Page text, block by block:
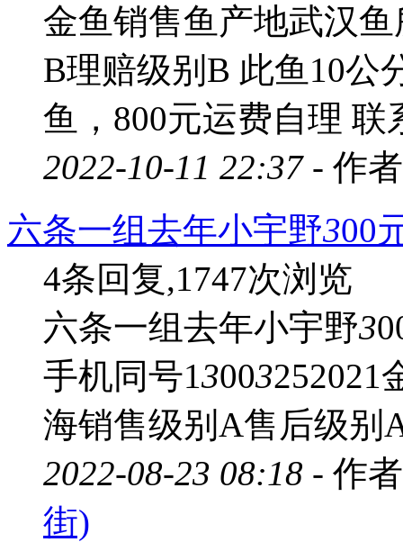
金鱼销售鱼产地武汉
B理赔级别B 此鱼10公
鱼，800元运费自理 联
2022-10-11 22:37 - 作
六条一组去年小宇野300
4条回复,1747次浏览
六条一组去年小宇野3
手机同号13003252021
海销售级别A售后级别
2022-08-23 08:18 - 作
街)